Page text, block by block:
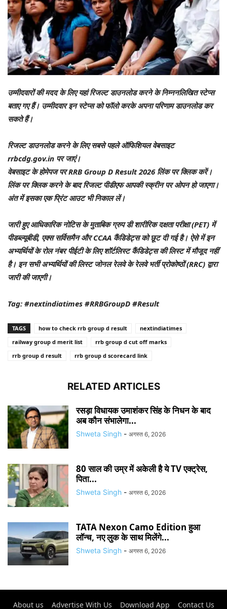
उम्मीदवारों की मदद के लिए यहां रिजल्ट डाउनलोड करने के निम्ननलिखित स्टेप्स
बताए गए हैं। उम्मीदवार इन स्टेप्स को फॉलो करके अपना परिणाम डाउनलोड कर
सकते हैं।
रिजल्ट डाउनलोड करने के लिए सबसे पहले ऑफिशियल वेबसाइट
rrbcdg.gov.in पर जाएं।
वेबसाइट के होमेपज पर RRB Group D Result 2026 लिंक पर क्लिक करें।
लिंक पर क्लिक करने के बाद रिजल्ट पीडीएफ आपकी स्क्रीन पर ओपन हो जाएगा।
अंत में इसका एक प्रिंट आउट भी निकाल लें।
जारी हुए आधिकारिक नोटिस के मुताबिक ग्रुप डी शारीरिक दक्षता परीक्षा (PET) में
पीडब्ल्यूबीडी, एक्स सर्विसमैन और CCAA कैंडिडेट्स को छूट दी गई है। ऐसे में इन
अभ्यर्थियों के रोल नंबर पीईटी के लिए शॉर्टलिस्ट कैंडिडेट्स की लिस्ट में मौजूद नहीं
है। इन सभी अभ्यर्थियों की लिस्ट जोनल रेलवे के रेलवे भर्ती प्रोकोष्ठों (RRC) द्वारा
जारी की जाएगी।
Tag: #nextindiatimes #RRBGroupD #Result
TAGS how to check rrb group d result
nextindiatimes
railway group d merit list
rrb group d cut off marks
rrb group d result
rrb group d scorecard link
RELATED ARTICLES
रसड़ा विधायक उमाशंकर सिंह के निधन के बाद
अब कौन संभालेगा...
Shweta Singh - अगस्त 6, 2026
80 साल की उम्र में अकेली है ये TV एक्ट्रेस,
पिता...
Shweta Singh - अगस्त 6, 2026
TATA Nexon Camo Edition हुआ
लॉन्च, नए लुक के साथ मिलेंगे...
Shweta Singh - अगस्त 6, 2026
About us Advertise With Us Download App Contact Us